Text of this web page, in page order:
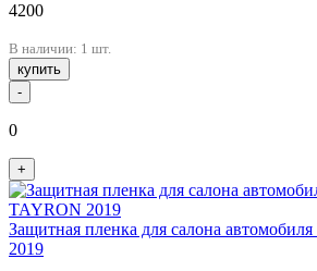
4200
В наличии: 1 шт.
купить
-
0
+
Защитная пленка для салона
2019